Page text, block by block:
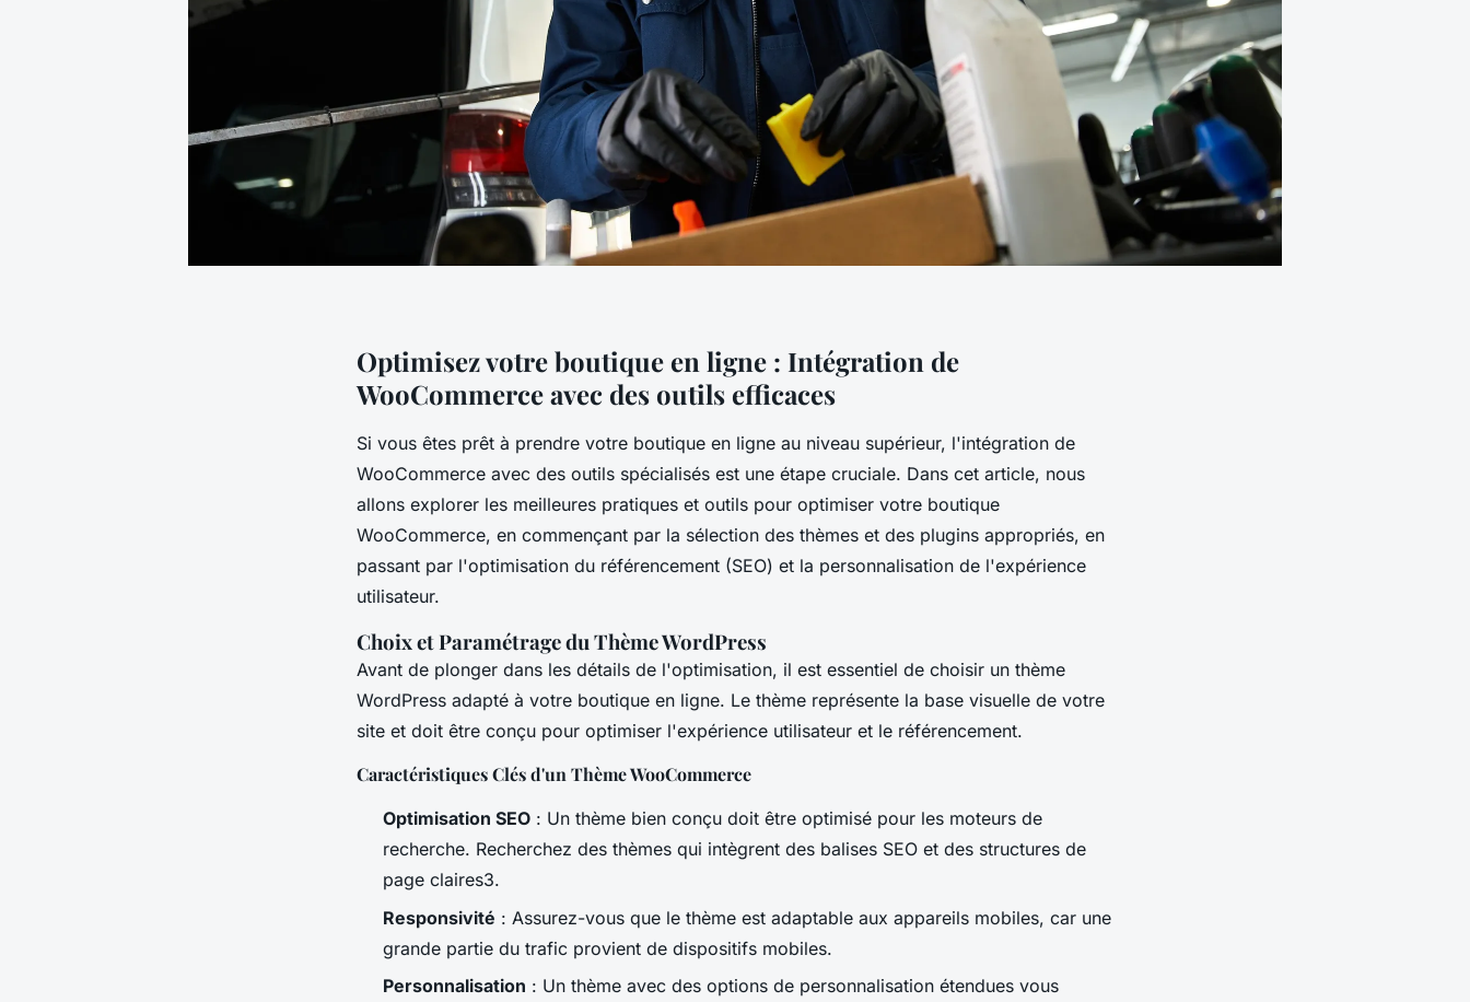
Optimisez votre boutique en ligne : Intégration de
WooCommerce avec des outils efficaces
Si vous êtes prêt à prendre votre boutique en ligne au niveau supérieur, l'intégration de
WooCommerce avec des outils spécialisés est une étape cruciale. Dans cet article, nous
allons explorer les meilleures pratiques et outils pour optimiser votre boutique
WooCommerce, en commençant par la sélection des thèmes et des plugins appropriés, en
passant par l'optimisation du référencement (SEO) et la personnalisation de l'expérience
utilisateur.
Choix et Paramétrage du Thème WordPress
Avant de plonger dans les détails de l'optimisation, il est essentiel de choisir un thème
WordPress adapté à votre boutique en ligne. Le thème représente la base visuelle de votre
site et doit être conçu pour optimiser l'expérience utilisateur et le référencement.
Caractéristiques Clés d'un Thème WooCommerce
Optimisation SEO : Un thème bien conçu doit être optimisé pour les moteurs de
recherche. Recherchez des thèmes qui intègrent des balises SEO et des structures de
page claires3.
Responsivité : Assurez-vous que le thème est adaptable aux appareils mobiles, car une
grande partie du trafic provient de dispositifs mobiles.
Personnalisation : Un thème avec des options de personnalisation étendues vous